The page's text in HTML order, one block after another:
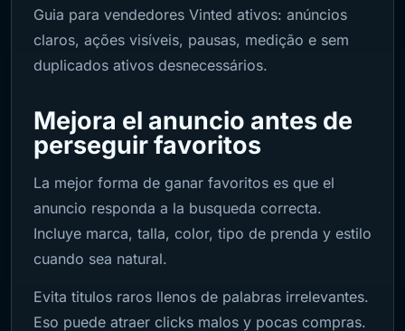
Guia para vendedores Vinted ativos: anúncios
claros, ações visíveis, pausas, medição e sem
duplicados ativos desnecessários.
Mejora el anuncio antes de
perseguir favoritos
La mejor forma de ganar favoritos es que el
anuncio responda a la busqueda correcta.
Incluye marca, talla, color, tipo de prenda y estilo
cuando sea natural.
Evita titulos raros llenos de palabras irrelevantes.
Eso puede atraer clicks malos y pocas compras.